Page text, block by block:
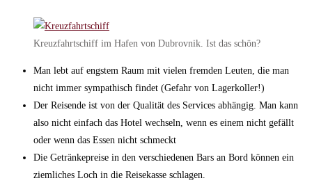
Kreuzfahrtschiff im Hafen von Dubrovnik. Ist das schön?
Man lebt auf engstem Raum mit vielen fremden Leuten, die man
nicht immer sympathisch findet (Gefahr von Lagerkoller!)
Der Reisende ist von der Qualität des Services abhängig. Man kann
also nicht einfach das Hotel wechseln, wenn es einem nicht gefällt
oder wenn das Essen nicht schmeckt
Die Getränkepreise in den verschiedenen Bars an Bord können ein
ziemliches Loch in die Reisekasse schlagen.